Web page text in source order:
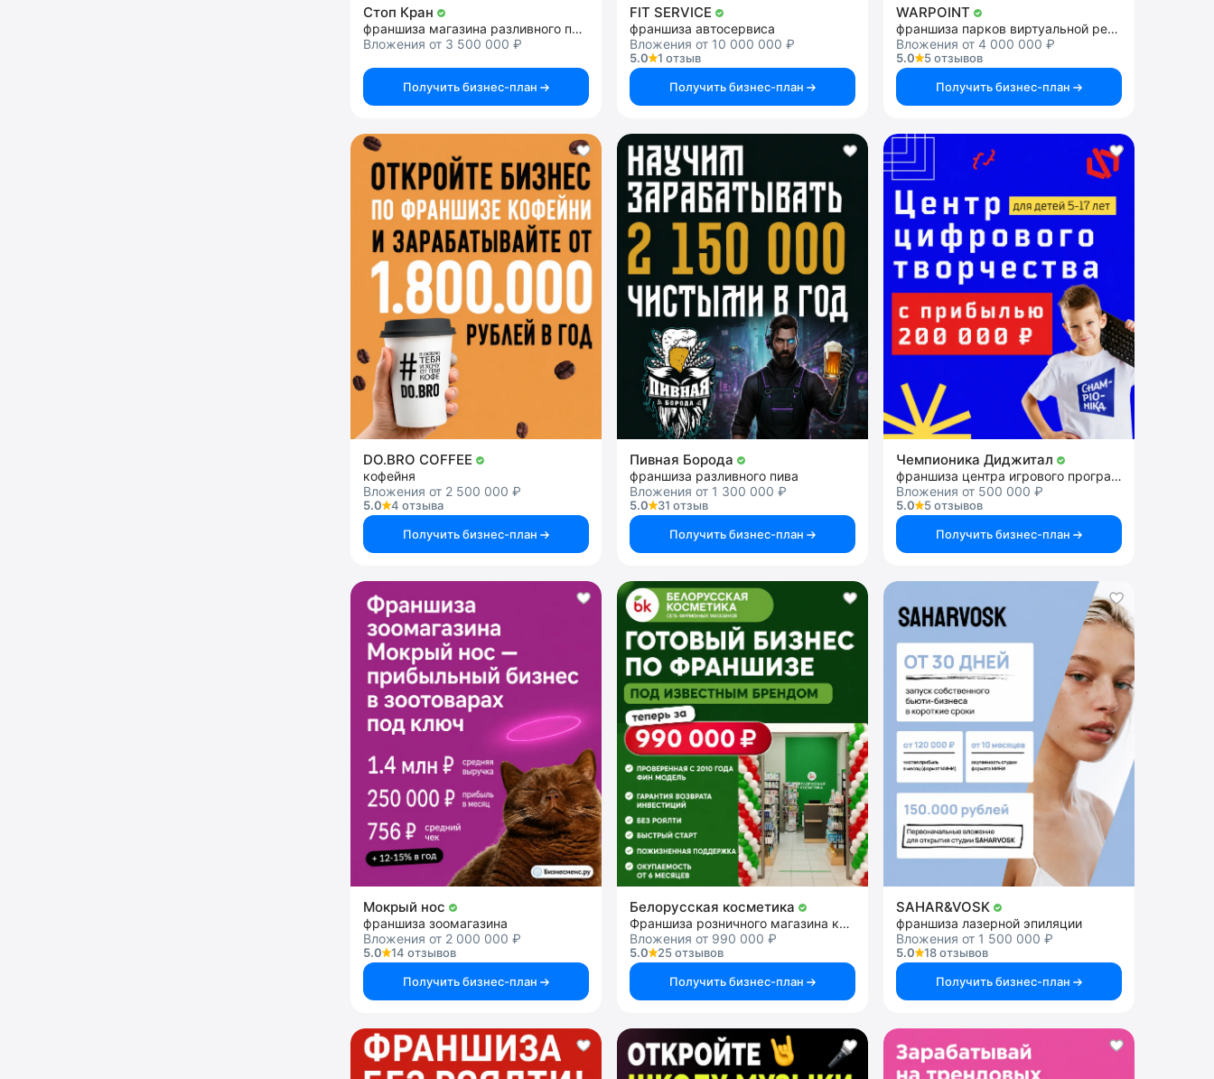
Стоп Кран
франшиза магазина разливного пива
Вложения от 3 500 000 ₽
Получить бизнес-план
FIT SERVICE
франшиза автосервиса
Вложения от 10 000 000 ₽
5.0
1 отзыв
Получить бизнес-план
WARPOINT
франшиза парков виртуальной реальности
Вложения от 4 000 000 ₽
5.0
5 отзывов
Получить бизнес-план
DO.BRO COFFEE
кофейня
Вложения от 2 500 000 ₽
5.0
4 отзыва
Получить бизнес-план
Пивная Борода
франшиза разливного пива
Вложения от 1 300 000 ₽
5.0
31 отзыв
Получить бизнес-план
Чемпионика Диджитал
франшиза центра игрового программирования
Вложения от 500 000 ₽
5.0
5 отзывов
Получить бизнес-план
Мокрый нос
франшиза зоомагазина
Вложения от 2 000 000 ₽
5.0
14 отзывов
Получить бизнес-план
Белорусская косметика
Франшиза розничного магазина косметики
Вложения от 990 000 ₽
5.0
25 отзывов
Получить бизнес-план
SAHAR&VOSK
франшиза лазерной эпиляции
Вложения от 1 500 000 ₽
5.0
18 отзывов
Получить бизнес-план